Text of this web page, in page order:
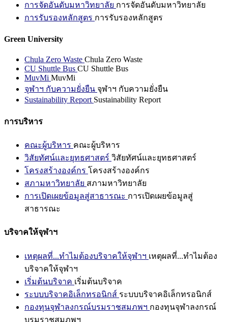
การจัดอันดับมหาวิทยาลัย การจัดอันดับมหาวิทยาลัย
การรับรองหลักสูตร การรับรองหลักสูตร
Green University
Chula Zero Waste Chula Zero Waste
CU Shuttle Bus CU Shuttle Bus
MuvMi MuvMi
จุฬาฯ กับความยั่งยืน จุฬาฯ กับความยั่งยืน
Sustainability Report Sustainability Report
การบริหาร
คณะผู้บริหาร คณะผู้บริหาร
วิสัยทัศน์และยุทธศาสตร์ วิสัยทัศน์และยุทธศาสตร์
โครงสร้างองค์กร โครงสร้างองค์กร
สภามหาวิทยาลัย สภามหาวิทยาลัย
การเปิดเผยข้อมูลสู่สาธารณะ การเปิดเผยข้อมูลสู่
สาธารณะ
บริจาคให้จุฬาฯ
เหตุผลที่...ทำไมต้องบริจาคให้จุฬาฯ เหตุผลที่...ทำไมต้อง
บริจาคให้จุฬาฯ
เริ่มต้นบริจาค เริ่มต้นบริจาค
ระบบบริจาคอิเล็กทรอนิกส์ ระบบบริจาคอิเล็กทรอนิกส์
กองทุนจุฬาลงกรณ์บรมราชสมภพฯ กองทุนจุฬาลงกรณ์
บรมราชสมภพฯ